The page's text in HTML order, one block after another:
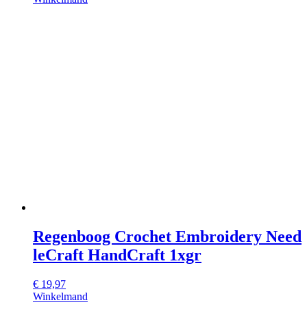
Regenboog Crochet Embroidery Need
leCraft HandCraft 1xgr
€ 19,97
Winkelmand